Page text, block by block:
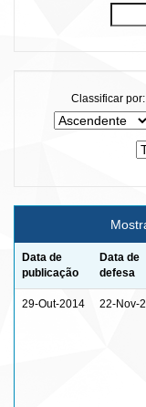
Classificar por:
Data de
publicação
Data de
defesa
29-Out-2014 22-Nov-